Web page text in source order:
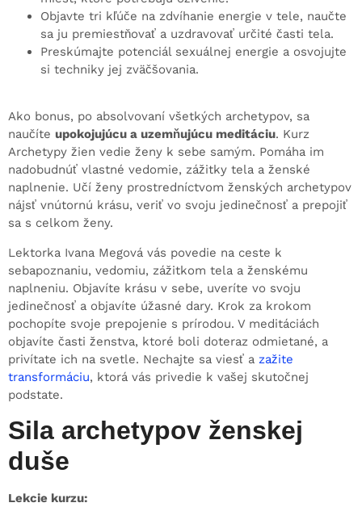
Objavte tri kľúče na zdvíhanie energie v tele, naučte
sa ju premiestňovať a uzdravovať určité časti tela.
Preskúmajte potenciál sexuálnej energie a osvojujte
si techniky jej zväčšovania.
Ako bonus, po absolvovaní všetkých archetypov, sa
naučíte upokojujúcu a uzemňujúcu meditáciu. Kurz
Archetypy žien vedie ženy k sebe samým. Pomáha im
nadobudnúť vlastné vedomie, zážitky tela a ženské
naplnenie. Učí ženy prostredníctvom ženských archetypov
nájsť vnútornú krásu, veriť vo svoju jedinečnosť a prepojiť
sa s celkom ženy.
Lektorka Ivana Megová vás povedie na ceste k
sebapoznaniu, vedomiu, zážitkom tela a ženskému
naplneniu. Objavíte krásu v sebe, uveríte vo svoju
jedinečnosť a objavíte úžasné dary. Krok za krokom
pochopíte svoje prepojenie s prírodou. V meditáciách
objavíte časti ženstva, ktoré boli doteraz odmietané, a
privítate ich na svetle. Nechajte sa viesť a zažite
transformáciu, ktorá vás privedie k vašej skutočnej
podstate.
Sila archetypov ženskej
duše
Lekcie kurzu: